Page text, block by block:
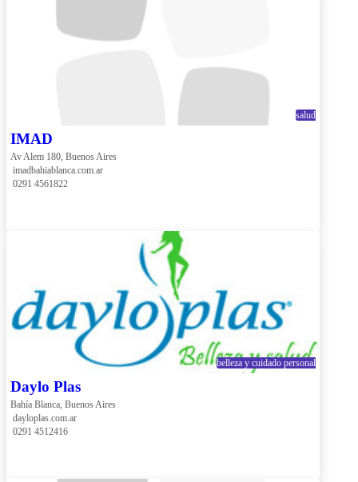
salud
IMAD
Av Alem 180, Buenos Aires
imadbahiablanca.com.ar
0291 4561822
belleza y cuidado personal
Daylo Plas
Bahía Blanca, Buenos Aires
dayloplas.com.ar
0291 4512416